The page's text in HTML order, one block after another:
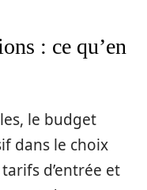
: ce qu’en
le budget
dans le choix
d’entrée et